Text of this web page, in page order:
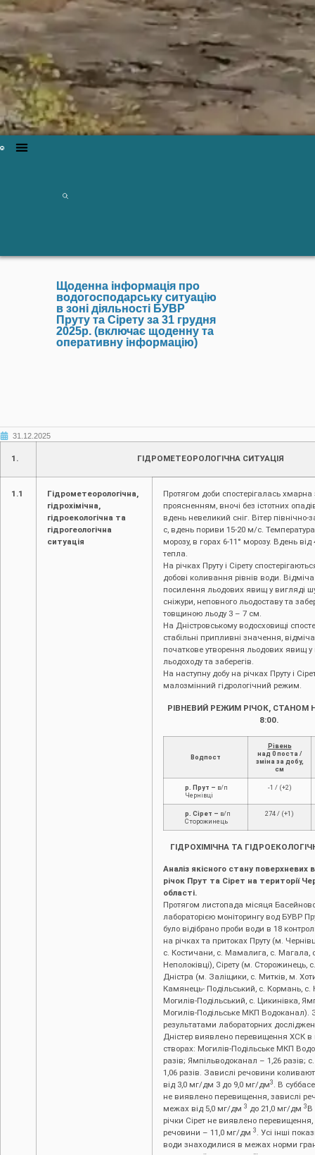
Щоденна інформація про
водогосподарську ситуацію
в зоні діяльності БУВР
Пруту та Сірету за 31 грудня
2025р. (включає щоденну та
оперативну інформацію)
31.12.2025
1. ГІДРОМЕТЕОРОЛОГІЧНА СИТУАЦІЯ
1.1
Гідрометеорологічна,
гідрохімічна,
гідроекологічна та
гідрогеологічна
ситуація
Протягом доби спостерігалась хмарна
проясненням, вночі без істотних
вдень невеликий сніг. Вітер північно-
с, вдень пориви 15-20 м/с. Температура
морозу, в горах 6-11° морозу. Вдень від
тепла.
На річках Пруту і Сірету
добові коливання рівнів води.
посилення льодових явищ у вигляді
сніжури, неповного льодоставу та
товщиною льоду 3 – 7 см.
На Дністровському водосховищі
стабільні припливні значення,
початкове утворення льодових явищ у
льодоходу та заберегів.
На наступну добу на річках Пруту і
малозмінний гідрологічний режим.
РІВНЕВИЙ РЕЖИМ РІЧОК, СТАНОМ
8:00.
Водпост
Рівень
над 0 поста /
зміна за добу,
см
р. Прут – в/п
Чернівці
-1 / (+2)
р. Сірет – в/п
Сторожинець
274 / (+1)
ГІДРОХІМІЧНА ТА
Аналіз якісного стану поверхневих
річок Прут та Сірет на території
області.
Протягом листопада місяця
лабораторією моніторингу вод БУВР
було відібрано проби води в 18
на річках та притоках Пруту (м.
с. Костичани, с. Мамалига, с. Магала,
Неполоківці), Сірету (м. Сторожинець,
Дністра (м. Заліщики, с. Митків, м.
Камянець- Подільський, с. Кормань, с.
Могилів-Подільський, с. Цикинівка,
Могилів-Подільське МКП Водоканал).
результатами лабораторних
Дністер виявлено перевищення ХСК в
створах: Могилів-Подільське МКП
разів; Ямпільводоканал – 1,26 разів;
1,06 разів. Завислі речовини
від 3,0 мг/дм 3 до 9,0 мг/дм3 . В
не виявлено перевищення, завислі
межах від 5,0 мг/дм 3 до 21,0 мг/дм 3 В
річки Сірет не виявлено перевищення,
речовини – 11,0 мг/дм 3 . Усі інші
води знаходилися в межах норми